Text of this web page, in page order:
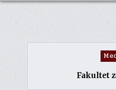
in
Fakultet